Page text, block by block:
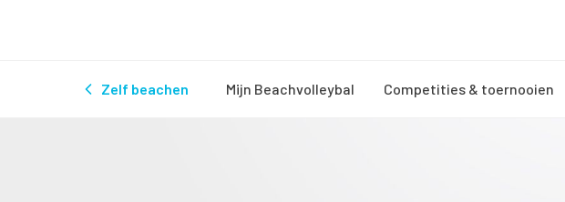
Zelf beachen Mijn Beachvolleybal Competities & toernooien